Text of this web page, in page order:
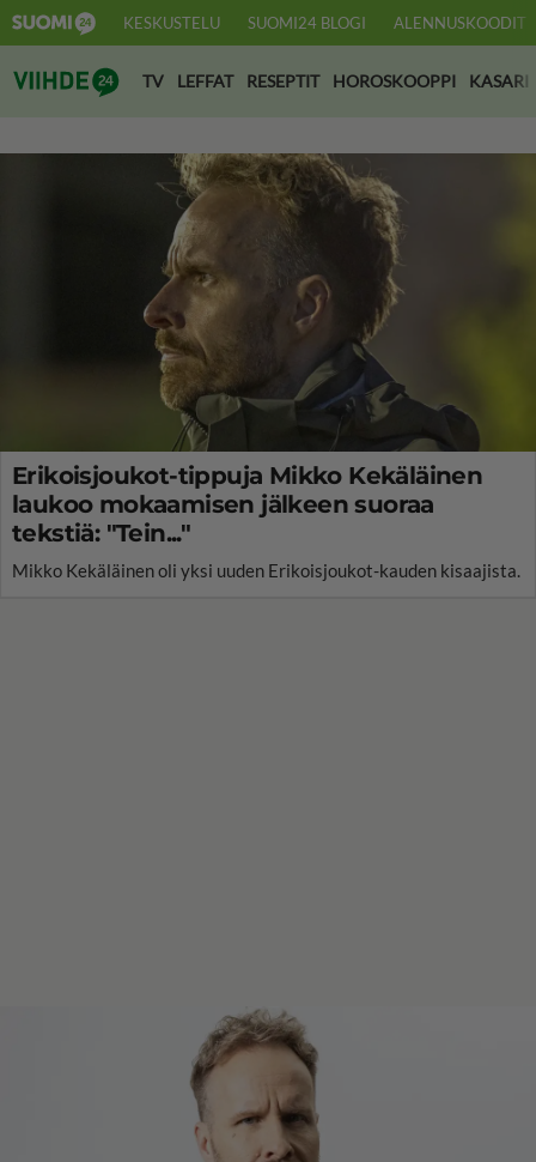
KESKUSTELU SUOMI24 BLOGI ALENNUSKOODIT
Suomi24 Viihde
TV LEFFAT RESEPTIT HOROSKOOPPI KASARI
Erikoisjoukot-tippuja Mikko Kekäläinen
laukoo mokaamisen jälkeen suoraa
tekstiä: "Tein..."
Mikko Kekäläinen oli yksi uuden Erikoisjoukot-kauden kisaajista.